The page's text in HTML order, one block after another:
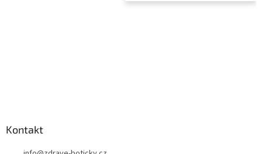
Kontakt